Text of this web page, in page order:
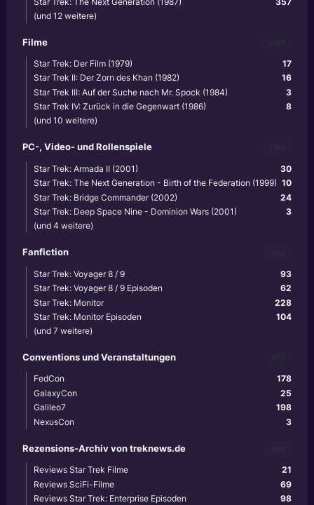
(und 12 weitere)
Filme
17
Star Trek: Der Film (1979)
16
Star Trek II: Der Zorn des Khan (1982)
3
Star Trek III: Auf der Suche nach Mr. Spock (1984)
8
Star Trek IV: Zurück in die Gegenwart (1986)
(und 10 weitere)
PC-, Video- und Rollenspiele
30
Star Trek: Armada II (2001)
10
Star Trek: The Next Generation - Birth of the Federation (1999)
24
Star Trek: Bridge Commander (2002)
3
Star Trek: Deep Space Nine - Dominion Wars (2001)
(und 4 weitere)
Fanfiction
93
Star Trek: Voyager 8 / 9
62
Star Trek: Voyager 8 / 9 Episoden
228
Star Trek: Monitor
104
Star Trek: Monitor Episoden
(und 7 weitere)
Conventions und Veranstaltungen
178
FedCon
25
GalaxyCon
198
Galileo7
3
NexusCon
Rezensions-Archiv von treknews.de
21
Reviews Star Trek Filme
69
Reviews SciFi-Filme
98
Reviews Star Trek: Enterprise Episoden